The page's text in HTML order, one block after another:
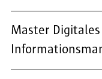
Master Digitales